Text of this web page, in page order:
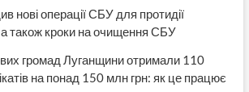
нові операції СБУ для протидії
а також кроки на очищення СБУ
громад Луганщини отримали 110
на понад 150 млн грн: як це працює